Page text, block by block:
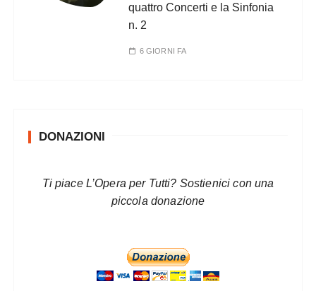
quattro Concerti e la Sinfonia
n. 2
6 GIORNI FA
DONAZIONI
Ti piace L’Opera per Tutti? Sostienici con una
piccola donazione